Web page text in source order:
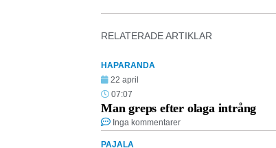
RELATERADE ARTIKLAR
HAPARANDA
22 april
07:07
Man greps efter olaga intrång
Inga kommentarer
PAJALA